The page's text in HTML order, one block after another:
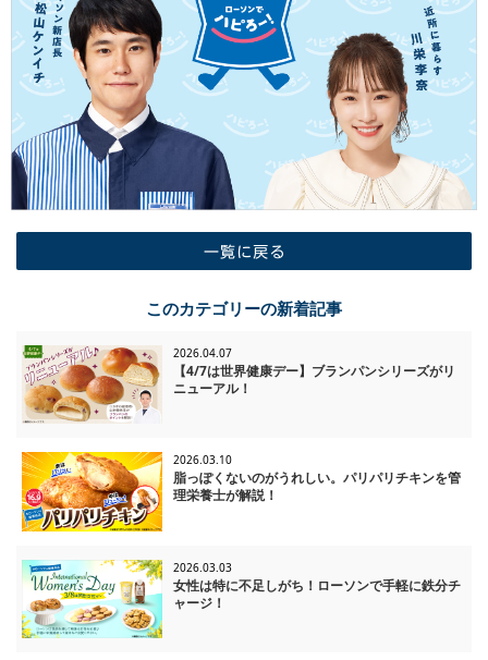
このカテゴリーの新着記事
2026.04.07
【4/7は世界健康デー】ブランパンシリーズがリ
ニューアル！
2026.03.10
脂っぽくないのがうれしい。パリパリチキンを管
理栄養士が解説！
2026.03.03
女性は特に不足しがち！ローソンで手軽に鉄分チ
ャージ！